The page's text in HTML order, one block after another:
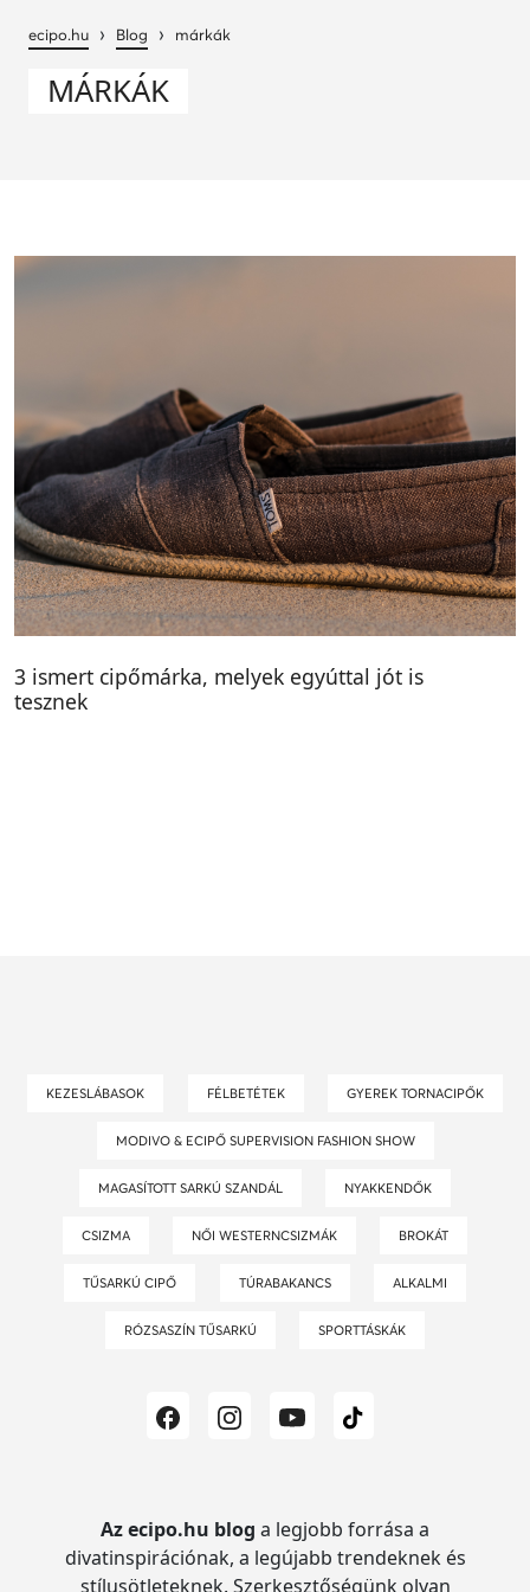
ecipo.hu › Blog › márkák
MÁRKÁK
3 ismert cipőmárka, melyek egyúttal jót is
tesznek
KEZESLÁBASOK FÉLBETÉTEK GYEREK TORNACIPŐK
MODIVO & ECIPŐ SUPERVISION FASHION SHOW
MAGASÍTOTT SARKÚ SZANDÁL NYAKKENDŐK
CSIZMA NŐI WESTERNCSIZMÁK BROKÁT
TŰSARKÚ CIPŐ TÚRABAKANCS ALKALMI
RÓZSASZÍN TŰSARKÚ SPORTTÁSKÁK
Az ecipo.hu blog a legjobb forrása a
divatinspirációnak, a legújabb trendeknek és
stílusötleteknek. Szerkesztőségünk olyan